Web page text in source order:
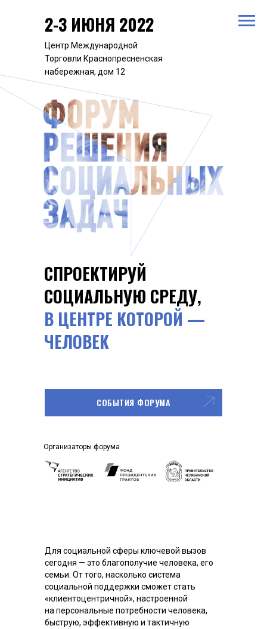
2-3 ИЮНЯ 2022
Центр Международной
Торговли Краснопресненская
набережная, дом 12
СПРОЕКТИРУЙ
СОЦИАЛЬНУЮ СРЕДУ,
В ЦЕНТРЕ КОТОРОЙ —
ЧЕЛОВЕК
СОБЫТИЯ ФОРУМА
Организаторы форума
Для социальной сферы ключевой вызов
сегодня — это благополучие человека, его
семьи. От того, насколько система
социальной поддержки сможет стать
«клиентоцентричной», настроенной
на персональные потребности человека,
быструю, эффективную и тактичную